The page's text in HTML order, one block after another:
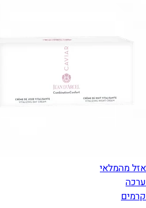
אזל מהמלאי
ערכה
קרמים